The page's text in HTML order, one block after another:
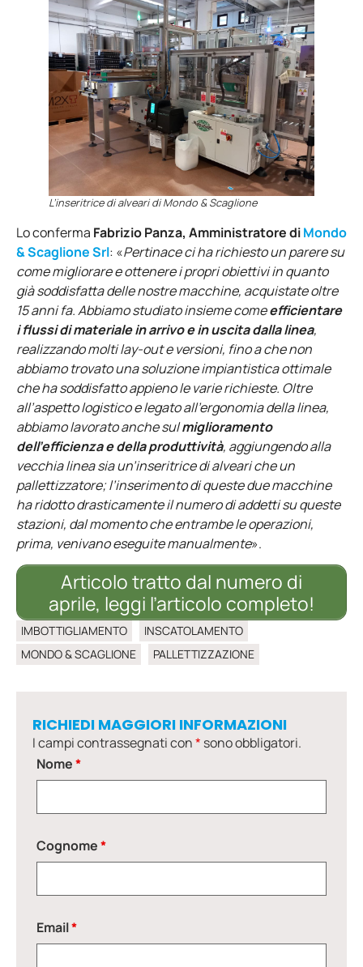
L’inseritrice di alveari di Mondo & Scaglione
Lo conferma Fabrizio Panza, Amministratore diMondo
& Scaglione Srl: «Pertinace ci ha richiesto un parere su
come migliorare e ottenere i propri obiettivi in quanto
già soddisfatta delle nostre macchine, acquistate oltre
15 anni fa. Abbiamo studiato insieme comeefficientare
i flussi di materiale in arrivo e in uscita dalla linea,
realizzando molti lay-out e versioni, fino a che non
abbiamo trovato una soluzione impiantistica ottimale
che ha soddisfatto appieno le varie richieste. Oltre
all’aspetto logistico e legato all’ergonomia della linea,
abbiamo lavorato anche sulmiglioramento
dell’efficienza e della produttività, aggiungendo alla
vecchia linea sia un’inseritrice di alveari che un
pallettizzatore; l’inserimento di queste due macchine
ha ridotto drasticamente il numero di addetti su queste
stazioni, dal momento che entrambe le operazioni,
prima, venivano eseguite manualmente».
Articolo tratto dal numero di
aprile, leggi l’articolo completo!
IMBOTTIGLIAMENTO
INSCATOLAMENTO
MONDO & SCAGLIONE
PALLETTIZZAZIONE
RICHIEDI MAGGIORI INFORMAZIONI
I campi contrassegnati con* sono obbligatori.
Nome*
Cognome*
Email*